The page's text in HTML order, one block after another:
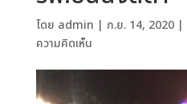
โดย admin | ก.ย. 14, 2020|
ความคิดเห็น